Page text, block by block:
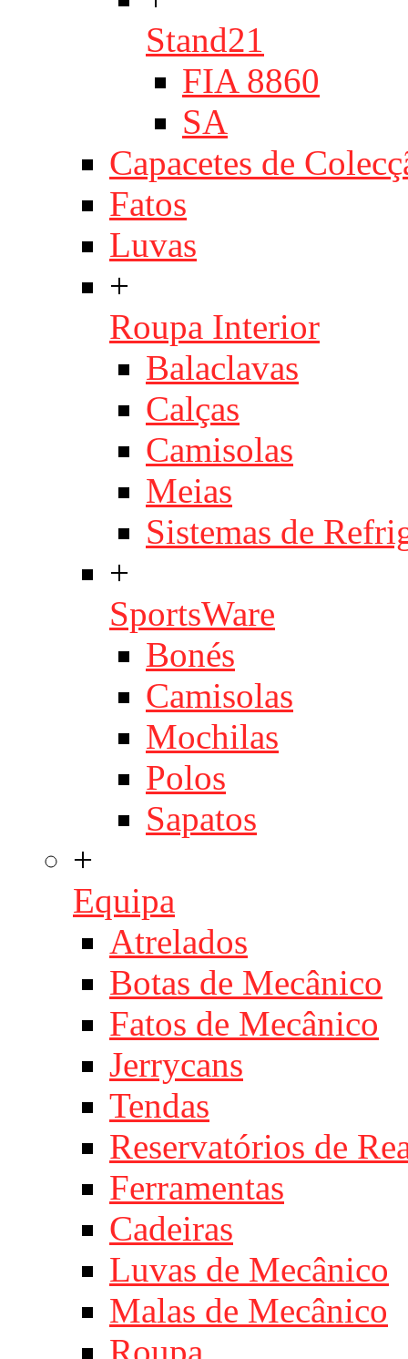
Stand21
FIA 8860
SA
Capacetes de
Fatos
Luvas
+
Roupa Interior
Balaclavas
Calças
Camisolas
Meias
Sistemas de
+
SportsWare
Bonés
Camisolas
Mochilas
Polos
Sapatos
+
Equipa
Atrelados
Botas de Mecânico
Fatos de Mecânico
Jerrycans
Tendas
Reservatórios de
Ferramentas
Cadeiras
Luvas de Mecânico
Malas de Mecânico